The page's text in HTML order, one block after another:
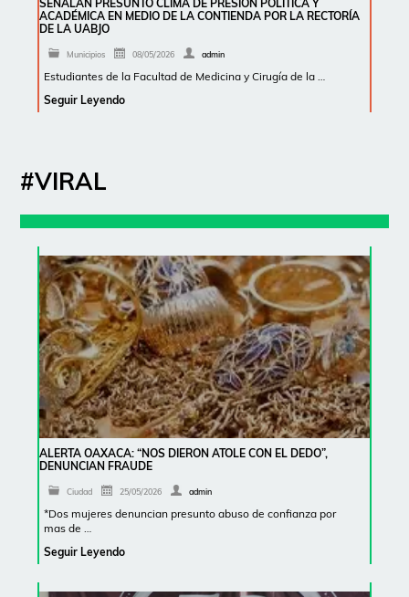
SEÑALAN PRESUNTO CLIMA DE PRESIÓN POLÍTICA Y
ACADÉMICA EN MEDIO DE LA CONTIENDA POR LA RECTORÍA
DE LA UABJO
Municipios 08/05/2026 admin
Estudiantes de la Facultad de Medicina y Cirugía de la …
Seguir Leyendo
#VIRAL
ALERTA OAXACA: “NOS DIERON ATOLE CON EL DEDO”,
DENUNCIAN FRAUDE
Ciudad 25/05/2026 admin
*Dos mujeres denuncian presunto abuso de confianza por
mas de …
Seguir Leyendo